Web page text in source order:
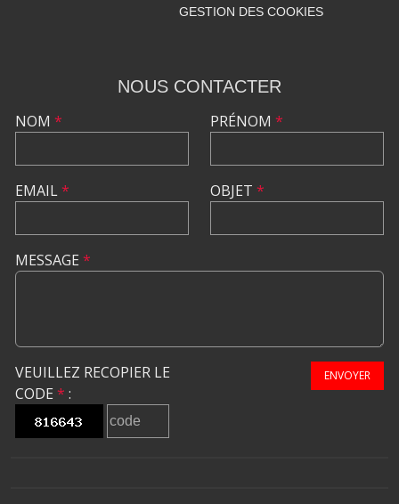
GESTION DES COOKIES
NOUS CONTACTER
NOM *
EMAIL*
PRÉNOM *
OBJET *
MESSAGE *
VEUILLEZ RECOPIER LE
CODE * :
ENVOYER